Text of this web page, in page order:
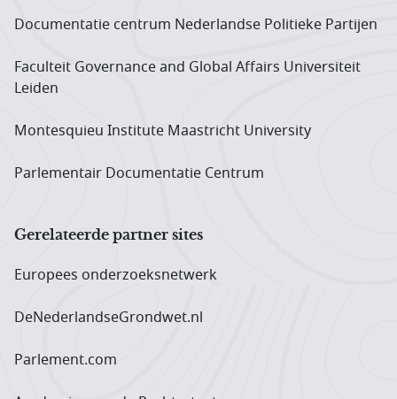
Documentatie centrum Neder­landse Politieke Partijen
Faculteit Governance and Global Affairs Universiteit
Leiden
Montesquieu Institute Maastricht University
Parlementair Documentatie Centrum
Gerelateerde partner sites
Europees onderzoeks­netwerk
DeNederlandseGrondwet.nl
Parlement.com